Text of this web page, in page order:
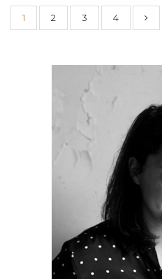
1 2 3 4